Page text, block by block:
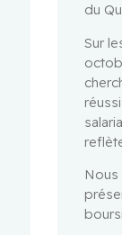
du
Sur